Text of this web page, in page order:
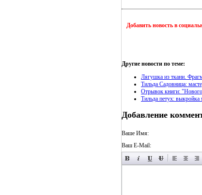
Добавить новость в
Другие новости по теме:
Лягушка из ткани.
Тильда Садовница:
Отрывок книги:
Тильда петух:
Добавление
Ваше Имя:
Ваш E-Mail: